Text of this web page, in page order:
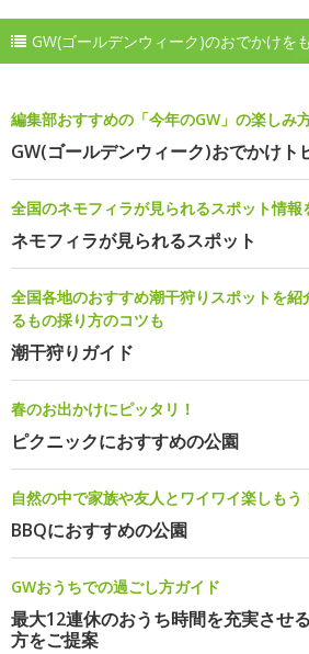
GW(ゴールデンウィーク)のおでかけを
編集部おすすめの「今年のGW」の楽しみ
GW(ゴールデンウィーク)おでかけト
全国のネモフィラが見られるスポット情報
ネモフィラが見られるスポット
全国各地のおすすめ潮干狩りスポットを
るもの採り方のコツも
潮干狩りガイド
春のお出かけにピッタリ！
ピクニックにおすすめの公園
自然の中で家族や友人とワイワイ楽しもう
BBQにおすすめの公園
GWおうちでの過ごし方ガイド
最大12連休のおうち時間を充実させ
方をご提案